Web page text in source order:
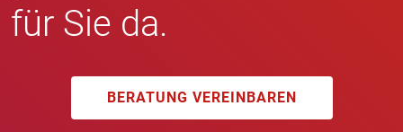
für Sie da.
BERATUNG VEREINBAREN